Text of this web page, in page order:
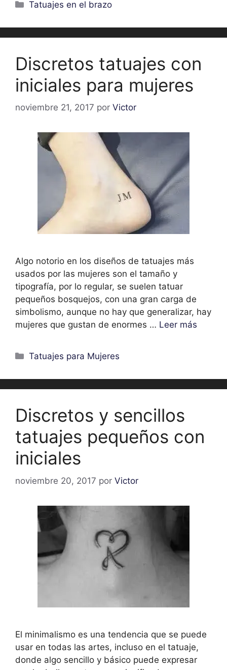
Categorías
Tatuajes en el brazo
Discretos tatuajes con
iniciales para mujeres
noviembre 21, 2017 por Victor
Algo notorio en los diseños de tatuajes más
usados por las mujeres son el tamaño y
tipografía, por lo regular, se suelen tatuar
pequeños bosquejos, con una gran carga de
simbolismo, aunque no hay que generalizar, hay
mujeres que gustan de enormes … Leer más
Categorías
Tatuajes para Mujeres
Discretos y sencillos
tatuajes pequeños con
iniciales
noviembre 20, 2017 por Victor
El minimalismo es una tendencia que se puede
usar en todas las artes, incluso en el tatuaje,
donde algo sencillo y básico puede expresar